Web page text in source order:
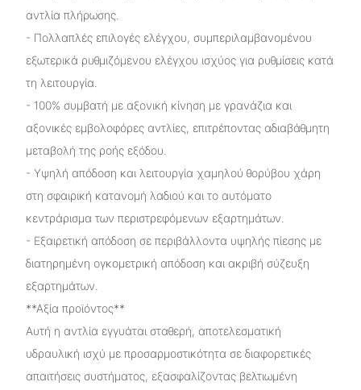
αντλία πλήρωσης.
- Πολλαπλές επιλογές ελέγχου, συμπεριλαμβανομένου
εξωτερικά ρυθμιζόμενου ελέγχου ισχύος για ρυθμίσεις κατά
τη λειτουργία.
- 100% συμβατή με αξονική κίνηση με γρανάζια και
αξονικές εμβολοφόρες αντλίες, επιτρέποντας αδιαβάθμητη
μεταβολή της ροής εξόδου.
- Υψηλή απόδοση και λειτουργία χαμηλού θορύβου χάρη
στη σφαιρική κατανομή λαδιού και το αυτόματο
κεντράρισμα των περιστρεφόμενων εξαρτημάτων.
- Εξαιρετική απόδοση σε περιβάλλοντα υψηλής πίεσης με
διατηρημένη ογκομετρική απόδοση και ακριβή σύζευξη
εξαρτημάτων.
**Αξία προϊόντος**
Αυτή η αντλία εγγυάται σταθερή, αποτελεσματική
υδραυλική ισχύ με προσαρμοστικότητα σε διαφορετικές
απαιτήσεις συστήματος, εξασφαλίζοντας βελτιωμένη